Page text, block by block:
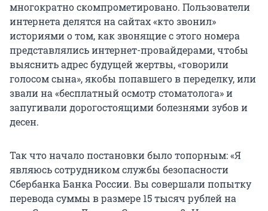
многократно скомпрометировано. Пользователи
интернета делятся на сайтах «кто звонил»
историями о том, как звонящие с этого номера
представлялись интернет-провайдерами, чтобы
выяснить адрес будущей жертвы, «говорили
голосом сына», якобы попавшего в переделку, или
звали на «бесплатный осмотр стоматолога» и
запугивали дорогостоящими болезнями зубов и
десен.
Так что начало постановки было топорным: «Я
являюсь сотрудником службы безопасности
Сбербанка Банка России. Вы совершали попытку
перевода суммы в размере 15 тысяч рублей на